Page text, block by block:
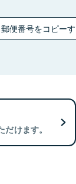
郵便番号をコピー
けます。